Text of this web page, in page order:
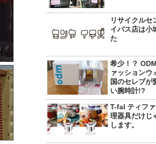
リサイクルセ
イパス店は小
た
希少！？
ァッションウ
国のセレブが
い腕時計!?
T-fal ティフ
理器具だけじ
します。